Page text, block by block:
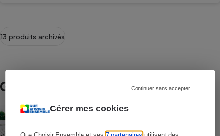
Gérer mes cookies
Continuer sans accepter
13 produits archivés
Guide d’achat
Nettoyeurs haute pression